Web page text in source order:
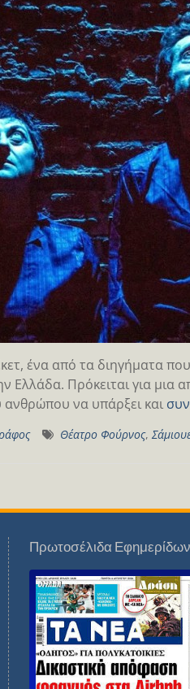
ένα από τα διηγήματα
Πρόκειται για μια
να υπάρξει και
Θέατρο Φούρνος,
Πρωτοσέλιδα Εφημερίδων